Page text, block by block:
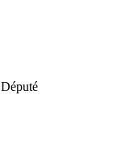
Député